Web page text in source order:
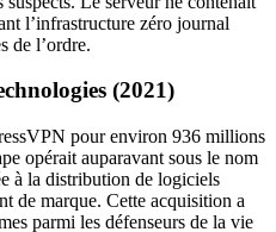
l’infrastructure zéro journal
de l’ordre.
(2021)
pour environ 936 millions
opérait auparavant sous le nom
à la distribution de logiciels
de marque. Cette acquisition a
parmi les défenseurs de la vie